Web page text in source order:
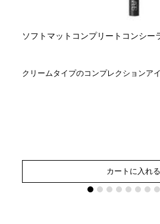
ソフトマットコンプリートコンシ
クリームタイプのコンプレクションア
カートに入れる